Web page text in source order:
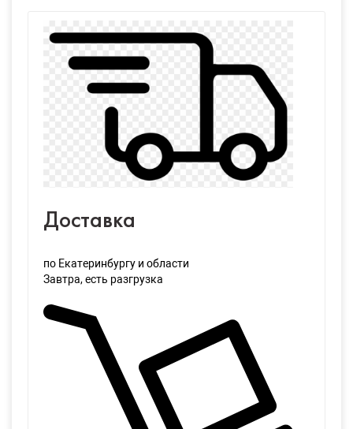
Доставка
по Екатеринбургу и области
Завтра, есть разгрузка